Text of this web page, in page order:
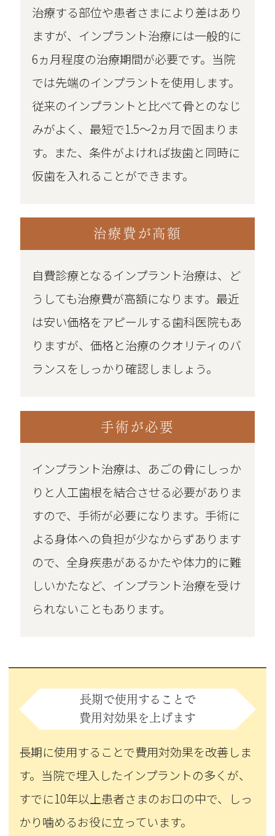
治療する部位や患者さまにより差はあり
ますが、インプラント治療には一般的に
6ヵ月程度の治療期間が必要です。当院
では先端のインプラントを使用します。
従来のインプラントと比べて骨とのなじ
みがよく、最短で1.5～2ヵ月で固まりま
す。また、条件がよければ抜歯と同時に
仮歯を入れることができます。
治療費が高額
自費診療となるインプラント治療は、ど
うしても治療費が高額になります。最近
は安い価格をアピールする歯科医院もあ
りますが、価格と治療のクオリティのバ
ランスをしっかり確認しましょう。
手術が必要
インプラント治療は、あごの骨にしっか
りと人工歯根を結合させる必要がありま
すので、手術が必要になります。手術に
よる身体への負担が少なからずあります
ので、全身疾患があるかたや体力的に難
しいかたなど、インプラント治療を受け
られないこともあります。
長期で使用することで
費用対効果を上げます
長期に使用することで費用対効果を改善しま
す。当院で埋入したインプラントの多くが、
すでに10年以上患者さまのお口の中で、しっ
かり噛めるお役に立っています。